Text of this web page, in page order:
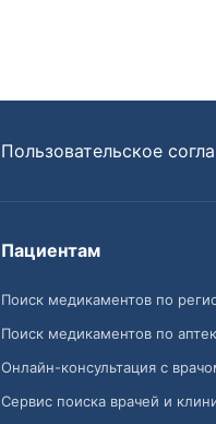
Пользовательское
Пациентам
Поиск медикаментов по
Поиск медикаментов по
Онлайн-консультация с
Сервис поиска врачей и